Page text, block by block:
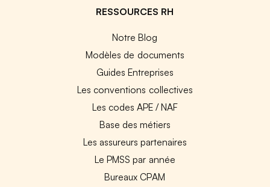
RESSOURCES RH
Notre Blog
Modèles de documents
Guides Entreprises
Les conventions collectives
Les codes APE / NAF
Base des métiers
Les assureurs partenaires
Le PMSS par année
Bureaux CPAM